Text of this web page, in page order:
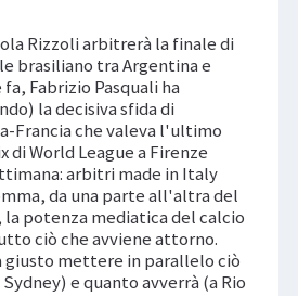
Rizzoli arbitrerà la finale di
brasiliano tra Argentina e
Fabrizio Pasquali ha
la decisiva sfida di
Francia che valeva l'ultimo
di World League a Firenze
arbitri made in Italy
da una parte all'altra del
la potenza mediatica del calcio
ciò che avviene attorno.
giusto mettere in parallelo ciò
e quanto avverrà (a Rio